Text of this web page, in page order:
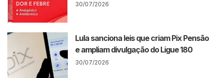
30/07/2026
Lula sanciona leis que criam Pix Pensão
e ampliam divulgação do Ligue 180
30/07/2026